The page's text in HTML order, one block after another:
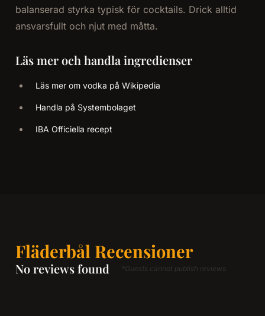
balanserad styrka typisk för cocktails. Drick alltid
ansvarsfullt och njut med måtta.
Läs mer och handla ingredienser
Läs mer om vodka på Wikipedia
Handla på Systembolaget
IBA Officiella recept
Fläderbål Recensioner
No reviews found *Guests cannot publish reviews